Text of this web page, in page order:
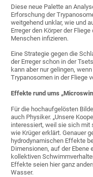
Diese neue Palette an
Erforschung der
weitgehend unklar, wie und
Erreger den Körper der
Menschen infizieren.
Eine Strategie gegen die
der Erreger schon in der
kann aber nur gelingen,
Trypanosomen in der Fliege
Effekte rund ums
Für die hochaufgelösten
auch Physiker. „Unsere
interessiert, weil sie sich mit
wie Krüger erklärt. Genauer
hydrodynamischen Effekte
Dimensionen, auf der Ebene
kollektiven
Effekte seien hier ganz
Wasser.